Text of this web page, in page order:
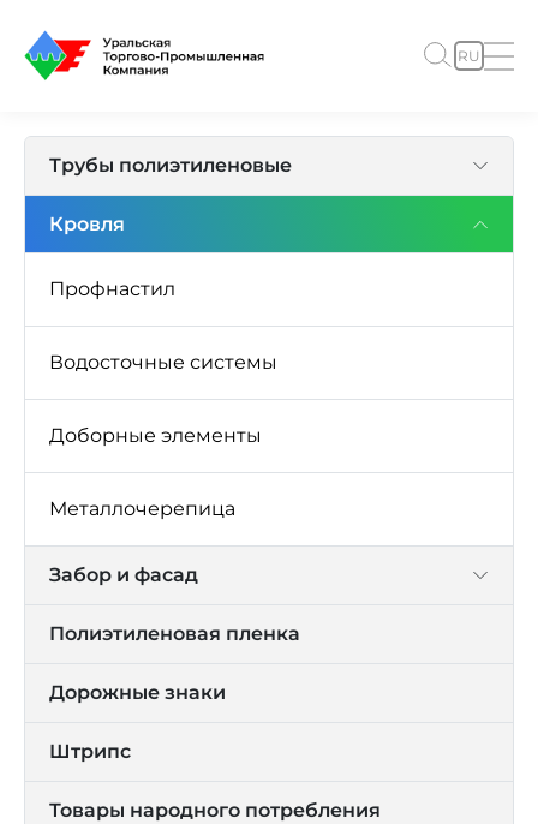
RU
Трубы полиэтиленовые
Кровля
Профнастил
Водосточные системы
Доборные элементы
Металлочерепица
Забор и фасад
Полиэтиленовая пленка
Дорожные знаки
Штрипс
Товары народного потребления